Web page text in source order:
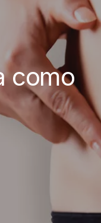
como